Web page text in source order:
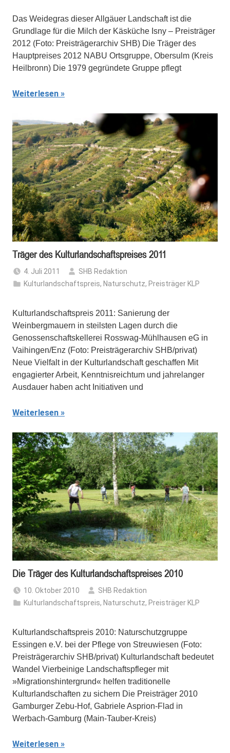
Das Weidegras dieser Allgäuer Landschaft ist die
Grundlage für die Milch der Käsküche Isny – Preisträger
2012 (Foto: Preisträgerarchiv SHB) Die Träger des
Hauptpreises 2012 NABU Ortsgruppe, Obersulm (Kreis
Heilbronn) Die 1979 gegründete Gruppe pflegt
Weiterlesen
Träger des Kulturlandschaftspreises 2011
4. Juli 2011
SHB Redaktion
Kulturlandschaftspreis, Naturschutz, Preisträger KLP
Kulturlandschaftspreis 2011: Sanierung der
Weinbergmauern in steilsten Lagen durch die
Genossenschaftskellerei Rosswag‐Mühlhausen eG in
Vaihingen/Enz (Foto: Preisträgerarchiv SHB/privat)
Neue Vielfalt in der Kulturlandschaft geschaffen Mit
engagierter Arbeit, Kenntnisreichtum und jahrelanger
Ausdauer haben acht Initiativen und
Weiterlesen
Die Träger des Kulturlandschaftspreises 2010
10. Oktober 2010
SHB Redaktion
Kulturlandschaftspreis, Naturschutz, Preisträger KLP
Kulturlandschaftspreis 2010: Naturschutzgruppe
Essingen e.V. bei der Pflege von Streuwiesen (Foto:
Preisträgerarchiv SHB/privat) Kulturlandschaft bedeutet
Wandel Vierbeinige Landschaftspfleger mit
»Migrationshintergrund« helfen traditionelle
Kulturlandschaften zu sichern Die Preisträger 2010
Gamburger Zebu-Hof, Gabriele Asprion-Flad in
Werbach-Gamburg (Main-Tauber-Kreis)
Weiterlesen